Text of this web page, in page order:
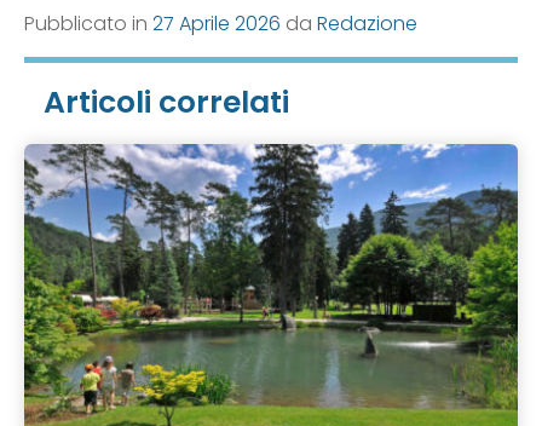
Pubblicato in 27 Aprile 2026 da Redazione
Articoli correlati